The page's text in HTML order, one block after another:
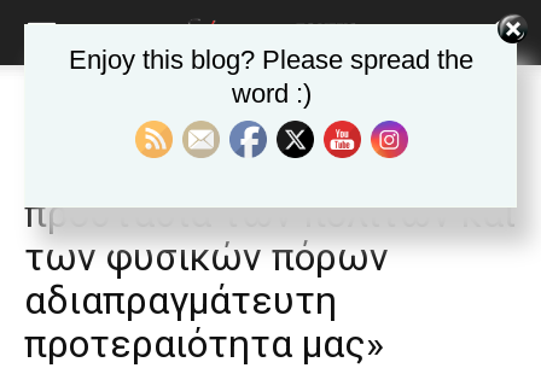
ΕΙΔΗΣΕΙΣ Αυτοδιοίκηση Ελλαδα
Νίκος Χαρδαλιάς: «Η
προστασία των πολιτών και
των φυσικών πόρων
αδιαπραγμάτευτη
προτεραιότητα μας»
Enjoy this blog? Please spread the
word :)